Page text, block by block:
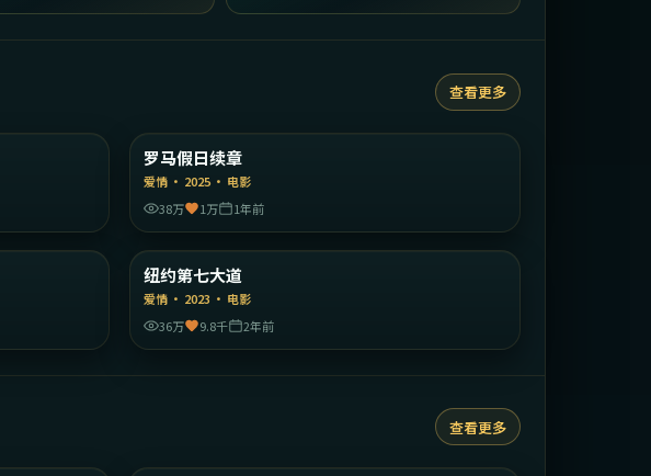
查看更多
精选
2:07:09
罗马假日续章
爱情 · 2025 · 电影
38万
1万 1年前
精选
纽约第七大道
爱情 · 2023 · 电影
36万
9.8千 2年前
查看更多
1:41:27